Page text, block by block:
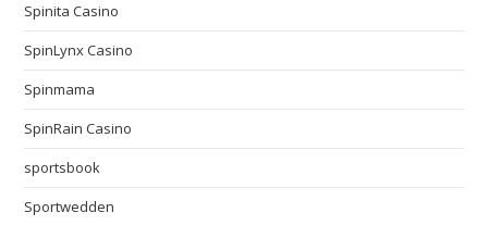
Spinita Casino
SpinLynx Casino
Spinmama
SpinRain Casino
sportsbook
Sportwedden